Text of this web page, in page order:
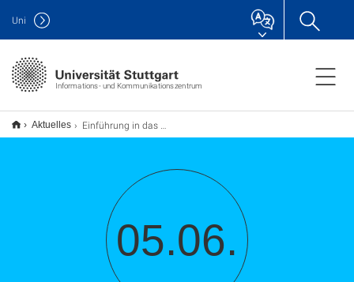
Informations- und Kommunikationszentrum
Uni
Aktuelles Einführung in das Textsatzsystem LaTeX / Webseminar (TU9)
05.06.